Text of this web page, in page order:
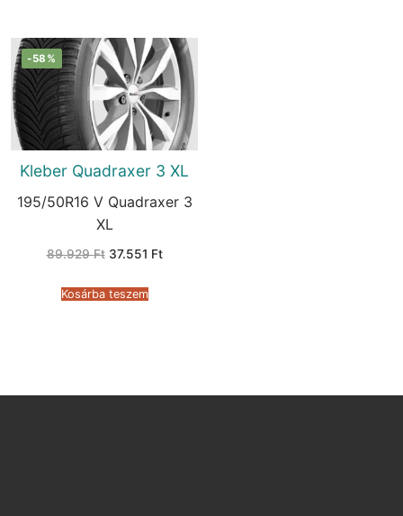
-58%
Kleber Quadraxer 3 XL
195/50R16 V Quadraxer 3
XL
89.929Ft Original
89.929 Ft.
37.551 FtCurrent
Kosárba teszem